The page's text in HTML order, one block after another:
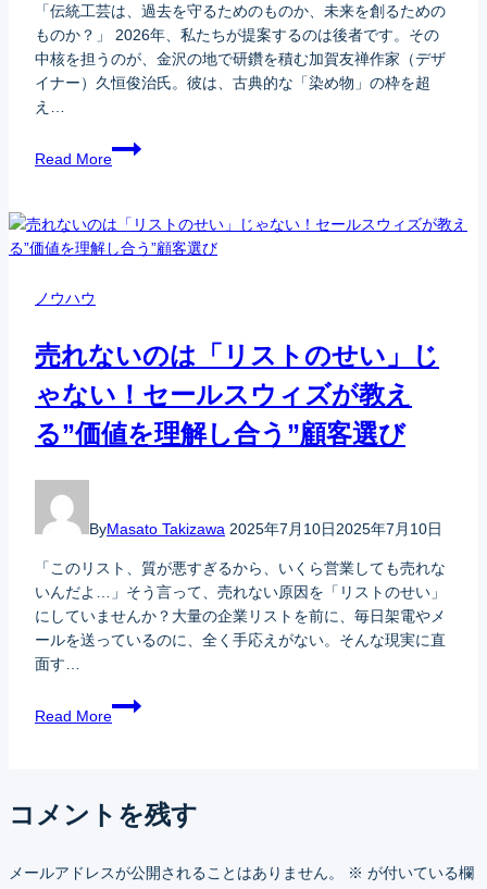
「伝統工芸は、過去を守るためのものか、未来を創るための
ものか？」 2026年、私たちが提案するのは後者です。その
中核を担うのが、金沢の地で研鑽を積む加賀友禅作家（デザ
イナー）久恒俊治氏。彼は、古典的な「染め物」の枠を超
え…
Read More
ノウハウ
売れないのは「リストのせい」じ
ゃない！セールスウィズが教え
る”価値を理解し合う”顧客選び
ByMasato Takizawa 2025年7月10日2025年7月10日
「このリスト、質が悪すぎるから、いくら営業しても売れな
いんだよ…」そう言って、売れない原因を「リストのせい」
にしていませんか？大量の企業リストを前に、毎日架電やメ
ールを送っているのに、全く手応えがない。そんな現実に直
面す…
Read More
コメントを残す
メールアドレスが公開されることはありません。 ※ が付いている欄